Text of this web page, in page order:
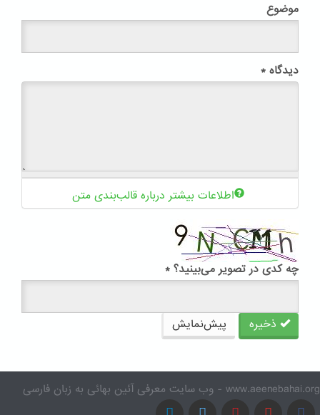
موضوع
دیدگاه *
اطلاعات بیشتر درباره قالب‌بندی متن
چه کدی در تصویر می‌بینید؟ *
ذخیره پیش‌نمایش
www.aeenebahai.org - وب سایت معرفی آئین بهائی به زبان فارسی